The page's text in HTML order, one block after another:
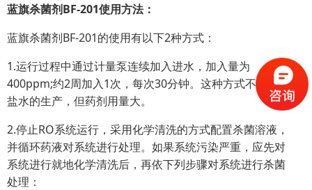
蓝旗杀菌剂BF-201使用方法：
蓝旗杀菌剂BF-201的使用有以下2种方式：
1.运行过程中通过计量泵连续加入进水，加入量为
400ppm;约2周加入1次，每次30分钟。这种方式不间断脱
盐水的生产，但药剂用量大。
2.停止RO系统运行，采用化学清洗的方式配置杀菌溶液，
并循环药液对系统进行处理。如果系统污染严重，应先对
系统进行就地化学清洗后，再依下列步骤对系统进行杀菌
处理：